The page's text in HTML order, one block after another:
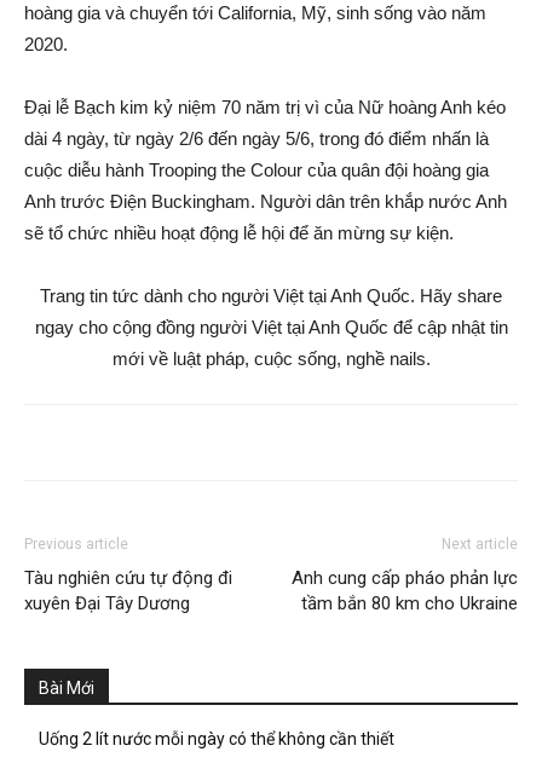
hoàng gia và chuyển tới California, Mỹ, sinh sống vào năm
2020.
Đại lễ Bạch kim kỷ niệm 70 năm trị vì của Nữ hoàng Anh kéo
dài 4 ngày, từ ngày 2/6 đến ngày 5/6, trong đó điểm nhấn là
cuộc diễu hành Trooping the Colour của quân đội hoàng gia
Anh trước Điện Buckingham. Người dân trên khắp nước Anh
sẽ tổ chức nhiều hoạt động lễ hội để ăn mừng sự kiện.
Trang tin tức dành cho người Việt tại Anh Quốc. Hãy share
ngay cho cộng đồng người Việt tại Anh Quốc để cập nhật tin
mới về luật pháp, cuộc sống, nghề nails.
Previous article
Tàu nghiên cứu tự động đi
xuyên Đại Tây Dương
Next article
Anh cung cấp pháo phản lực
tầm bắn 80 km cho Ukraine
Bài Mới
Uống 2 lít nước mỗi ngày có thể không cần thiết